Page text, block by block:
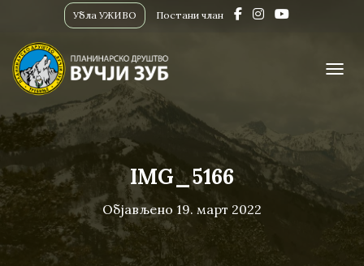
Убла УЖИВО Постани члан
IMG_5166
Објављено 19. март 2022